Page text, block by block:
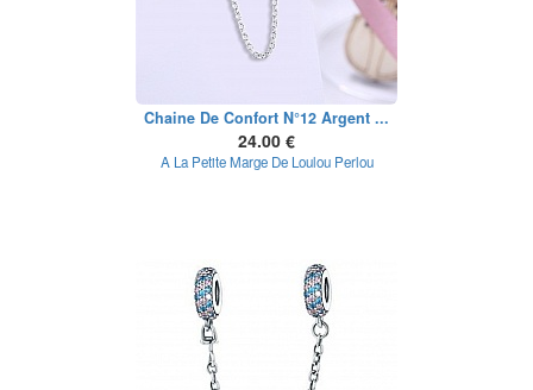
Chaine De Confort N°12 Argent ...
24.00 €
A La Petite Marge De Loulou Perlou